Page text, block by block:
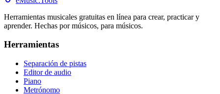
Herramientas musicales gratuitas en línea para crear, practicar y
aprender. Hechas por músicos, para músicos.
Herramientas
Separación de pistas
Editor de audio
Piano
Metrónomo